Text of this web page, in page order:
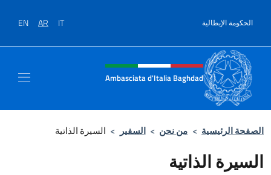
الحكومة الإيطالية IT
AR
EN
Intestazione sito, social e menù
Ambasciata d'Italia Baghdad
الصفحة الرئيسية > من نحن > السفير > السيرة الذاتية
السيرة الذاتية